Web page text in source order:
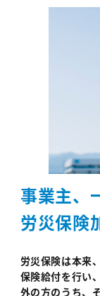
事業主、
労災保険
労災保険は本来
保険給付を行い
外の方のうち、